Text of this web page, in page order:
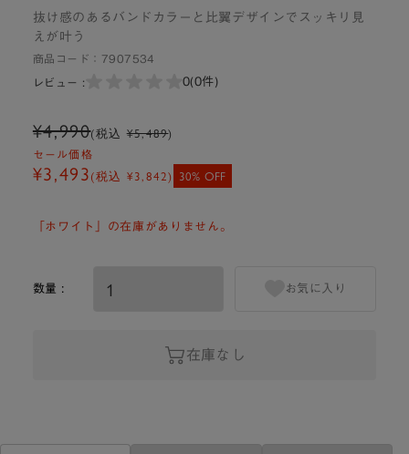
抜け感のあるバンドカラーと比翼デザインでスッキリ見
えが叶う
商品コード： 7907534
レビュー : 0(0件)
¥4,990(税込¥5,489)
セール価格
¥3,493(税込 ¥3,842) 30% OFF
「ホワイト」の在庫がありません。
数量 :
在庫なし
お気に入り